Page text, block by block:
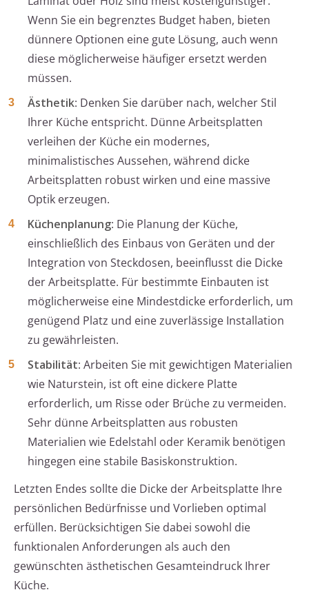
Wenn Sie ein begrenztes Budget haben, bieten
dünnere Optionen eine gute Lösung, auch wenn
diese möglicherweise häufiger ersetzt werden
müssen.
Ästhetik: Denken Sie darüber nach, welcher Stil
Ihrer Küche entspricht. Dünne Arbeitsplatten
verleihen der Küche ein modernes,
minimalistisches Aussehen, während dicke
Arbeitsplatten robust wirken und eine massive
Optik erzeugen.
Küchenplanung: Die Planung der Küche,
einschließlich des Einbaus von Geräten und der
Integration von Steckdosen, beeinflusst die Dicke
der Arbeitsplatte. Für bestimmte Einbauten ist
möglicherweise eine Mindestdicke erforderlich, um
genügend Platz und eine zuverlässige Installation
zu gewährleisten.
Stabilität: Arbeiten Sie mit gewichtigen Materialien
wie Naturstein, ist oft eine dickere Platte
erforderlich, um Risse oder Brüche zu vermeiden.
Sehr dünne Arbeitsplatten aus robusten
Materialien wie Edelstahl oder Keramik benötigen
hingegen eine stabile Basiskonstruktion.
Letzten Endes sollte die Dicke der Arbeitsplatte Ihre
persönlichen Bedürfnisse und Vorlieben optimal
erfüllen. Berücksichtigen Sie dabei sowohl die
funktionalen Anforderungen als auch den
gewünschten ästhetischen Gesamteindruck Ihrer
Küche.